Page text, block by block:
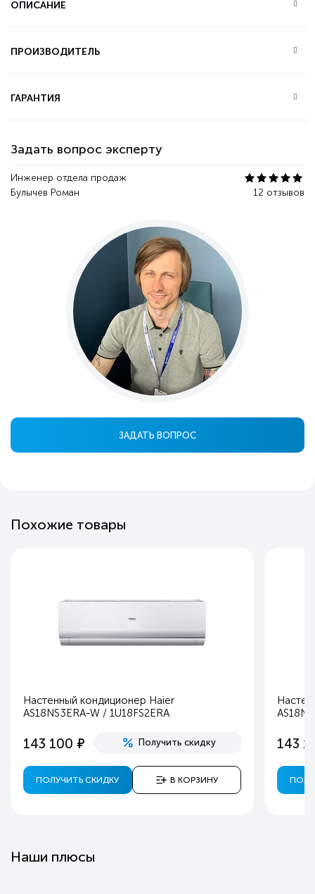
Задать вопрос эксперту
Инженер отдела продаж
Булычев Роман
12 отзывов
ЗАДАТЬ ВОПРОС
ОПИСАНИЕ
ПРОИЗВОДИТЕЛЬ
ГАРАНТИЯ
Похожие товары
Настенный кондиционер Haier
AS18NS3ERA-W / 1U18FS2ERA
143 100 е Получить скидку
ПОЛУЧИТЬ СКИДКУ В КОРЗИНУ
143
Наши плюсы